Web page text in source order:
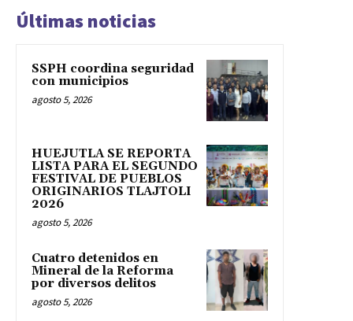
Últimas noticias
SSPH coordina seguridad
con municipios
agosto 5, 2026
HUEJUTLA SE REPORTA
LISTA PARA EL SEGUNDO
FESTIVAL DE PUEBLOS
ORIGINARIOS TLAJTOLI
2026
agosto 5, 2026
Cuatro detenidos en
Mineral de la Reforma
por diversos delitos
agosto 5, 2026